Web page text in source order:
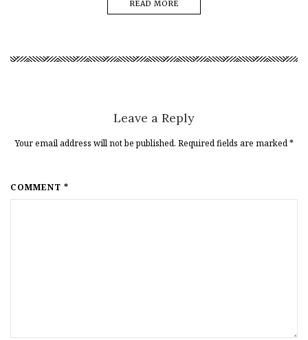
READ MORE
Leave a Reply
Your email address will not be published. Required fields are marked*
COMMENT *